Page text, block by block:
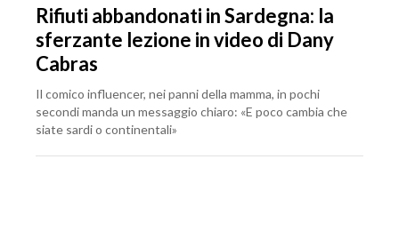
Rifiuti abbandonati in Sardegna: la
sferzante lezione in video di Dany
Cabras
Il comico influencer, nei panni della mamma, in pochi
secondi manda un messaggio chiaro: «E poco cambia che
siate sardi o continentali»